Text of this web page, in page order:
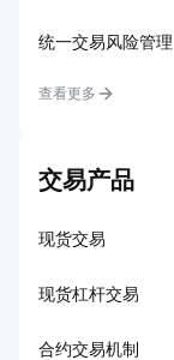
统一交易风险管理
查看更多
交易产品
现货交易
现货杠杆交易
合约交易机制